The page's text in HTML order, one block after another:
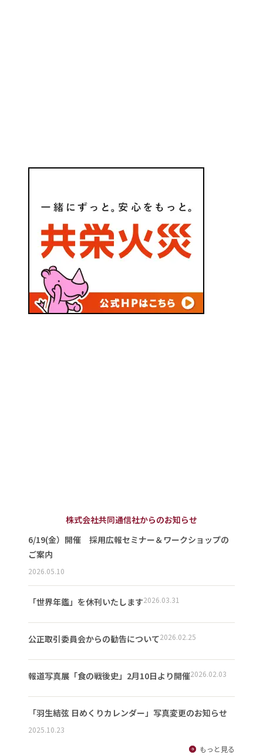
株式会社共同通信社からのお知らせ
6/19(金）開催 採用広報セミナー＆ワークショップの
ご案内
2026.05.10
「世界年鑑」を休刊いたします2026.03.31
公正取引委員会からの勧告について2026.02.25
報道写真展「食の戦後史」2月10日より開催2026.02.03
「羽生結弦 日めくりカレンダー」写真変更のお知らせ
2025.10.23
もっと見る